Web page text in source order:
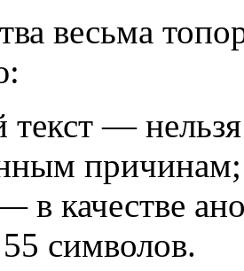
весьма
—
причинам;
в качестве
символов.